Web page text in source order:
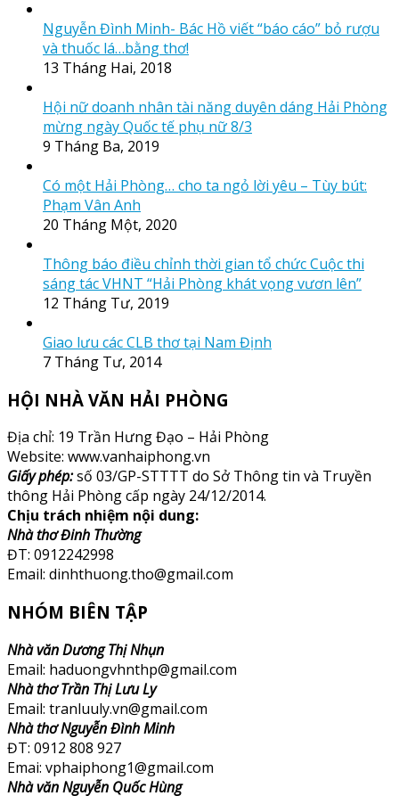
Nguyễn Đình Minh- Bác Hồ viết “báo cáo” bỏ rượu
và thuốc lá…bằng thơ!
13 Tháng Hai, 2018
Hội nữ doanh nhân tài năng duyên dáng Hải Phòng
mừng ngày Quốc tế phụ nữ 8/3
9 Tháng Ba, 2019
Có một Hải Phòng… cho ta ngỏ lời yêu – Tùy bút:
Phạm Vân Anh
20 Tháng Một, 2020
Thông báo điều chỉnh thời gian tổ chức Cuộc thi
sáng tác VHNT “Hải Phòng khát vọng vươn lên”
12 Tháng Tư, 2019
Giao lưu các CLB thơ tại Nam Định
7 Tháng Tư, 2014
HỘI NHÀ VĂN HẢI PHÒNG
Địa chỉ: 19 Trần Hưng Đạo – Hải Phòng
Website: www.vanhaiphong.vn
Giấy phép:số 03/GP-STTTT do Sở Thông tin và Truyền
thông Hải Phòng cấp ngày 24/12/2014.
Chịu trách nhiệm nội dung:
Nhà thơ Đinh Thường
ĐT: 0912242998
Email: dinhthuong.tho@gmail.com
NHÓM BIÊN TẬP
Nhà văn Dương Thị Nhụn
Email: haduongvhnthp@gmail.com
Nhà thơ Trần Thị Lưu Ly
Email: tranluuly.vn@gmail.com
Nhà thơ Nguyễn Đình Minh
ĐT: 0912 808 927
Emai: vphaiphong1@gmail.com
Nhà văn Nguyễn Quốc Hùng